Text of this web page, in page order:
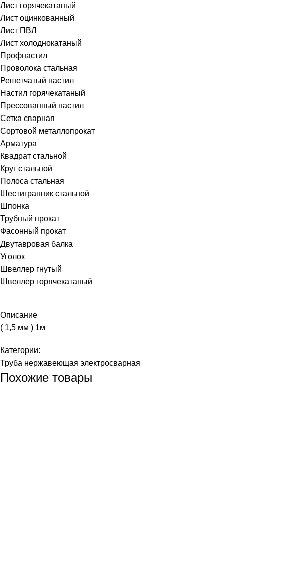
Лист горячекатаный
Лист оцинкованный
Лист ПВЛ
Лист холоднокатаный
Профнастил
Проволока стальная
Решетчатый настил
Настил горячекатаный
Прессованный настил
Сетка сварная
Сортовой металлопрокат
Арматура
Квадрат стальной
Круг стальной
Полоса стальная
Шестигранник стальной
Шпонка
Трубный прокат
Фасонный прокат
Двутавровая балка
Уголок
Швеллер гнутый
Швеллер горячекатаный
Описание
( 1,5 мм ) 1м
Категории:
Труба нержавеющая электросварная
Похожие товары